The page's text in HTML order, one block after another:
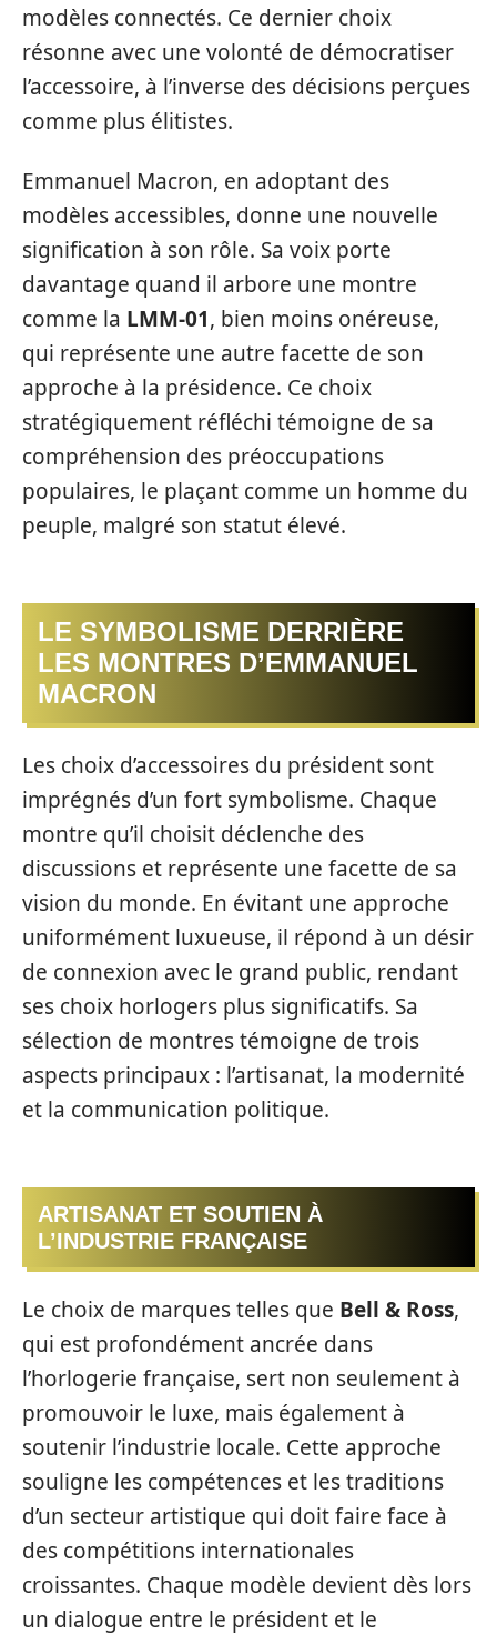
modèles connectés. Ce dernier choix
résonne avec une volonté de démocratiser
l’accessoire, à l’inverse des décisions perçues
comme plus élitistes.
Emmanuel Macron, en adoptant des
modèles accessibles, donne une nouvelle
signification à son rôle. Sa voix porte
davantage quand il arbore une montre
comme la LMM-01, bien moins onéreuse,
qui représente une autre facette de son
approche à la présidence. Ce choix
stratégiquement réfléchi témoigne de sa
compréhension des préoccupations
populaires, le plaçant comme un homme du
peuple, malgré son statut élevé.
LE SYMBOLISME DERRIÈRE
LES MONTRES D’EMMANUEL
MACRON
Les choix d’accessoires du président sont
imprégnés d’un fort symbolisme. Chaque
montre qu’il choisit déclenche des
discussions et représente une facette de sa
vision du monde. En évitant une approche
uniformément luxueuse, il répond à un désir
de connexion avec le grand public, rendant
ses choix horlogers plus significatifs. Sa
sélection de montres témoigne de trois
aspects principaux : l’artisanat, la modernité
et la communication politique.
ARTISANAT ET SOUTIEN À
L’INDUSTRIE FRANÇAISE
Le choix de marques telles que Bell & Ross,
qui est profondément ancrée dans
l’horlogerie française, sert non seulement à
promouvoir le luxe, mais également à
soutenir l’industrie locale. Cette approche
souligne les compétences et les traditions
d’un secteur artistique qui doit faire face à
des compétitions internationales
croissantes. Chaque modèle devient dès lors
un dialogue entre le président et le